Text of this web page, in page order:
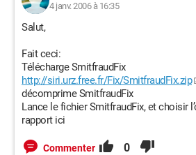
4 janv. 2006 à 16:35
Salut,
Fait ceci:
Télécharge SmitfraudFix
http://siri.urz.free.fr/Fix/SmitfraudFix.zip
décomprime SmitfraudFix
Lance le fichier SmitfraudFix, et choisir
rapport ici
Commenter 0